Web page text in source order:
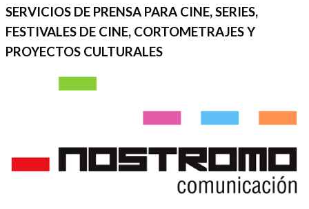
SERVICIOS DE PRENSA PARA CINE, SERIES,
FESTIVALES DE CINE, CORTOMETRAJES Y
PROYECTOS CULTURALES